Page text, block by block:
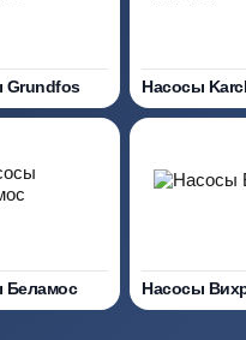
Grundfos Насосы
Беламос Насосы